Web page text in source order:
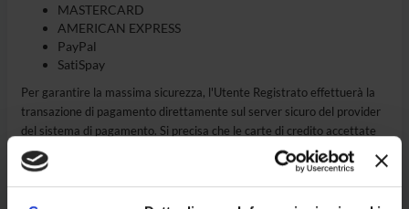
MASTERCARD
AMERICAN EXPRESS
PayPal
SatiSpay
Per garantire la massima sicurezza, l'Utente Registrato effettuerà la
transazione di pagamento direttamente sul server sicuro del provider
del sistema di pagamento. Si precisa che le carte di credito accettate
vengono indicate sullo sportello virtuale di pagamento.
Il collegamento allo sportello virtuale di pagamento avviene in